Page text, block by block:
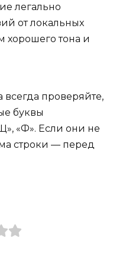
легально
от локальных
хорошего тона и
проверяйте,
буквы
«Ф». Если они не
строки — перед